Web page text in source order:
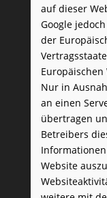
auf dieser
Google
der
Nur in
an einen
übertragen
Betreibers
Website